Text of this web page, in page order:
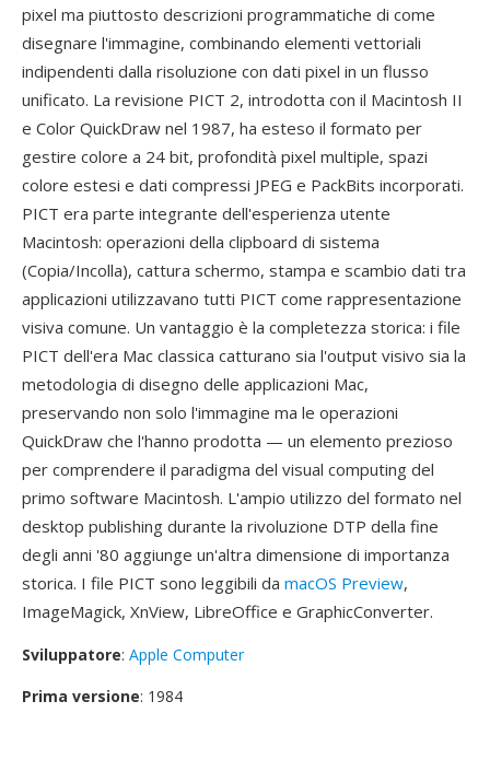
pixel ma piuttosto descrizioni programmatiche di come
disegnare l'immagine, combinando elementi vettoriali
indipendenti dalla risoluzione con dati pixel in un flusso
unificato. La revisione PICT 2, introdotta con il Macintosh II
e Color QuickDraw nel 1987, ha esteso il formato per
gestire colore a 24 bit, profondità pixel multiple, spazi
colore estesi e dati compressi JPEG e PackBits incorporati.
PICT era parte integrante dell'esperienza utente
Macintosh: operazioni della clipboard di sistema
(Copia/Incolla), cattura schermo, stampa e scambio dati tra
applicazioni utilizzavano tutti PICT come rappresentazione
visiva comune. Un vantaggio è la completezza storica: i file
PICT dell'era Mac classica catturano sia l'output visivo sia la
metodologia di disegno delle applicazioni Mac,
preservando non solo l'immagine ma le operazioni
QuickDraw che l'hanno prodotta — un elemento prezioso
per comprendere il paradigma del visual computing del
primo software Macintosh. L'ampio utilizzo del formato nel
desktop publishing durante la rivoluzione DTP della fine
degli anni '80 aggiunge un'altra dimensione di importanza
storica. I file PICT sono leggibili da macOS Preview,
ImageMagick, XnView, LibreOffice e GraphicConverter.
Sviluppatore: Apple Computer
Prima versione: 1984